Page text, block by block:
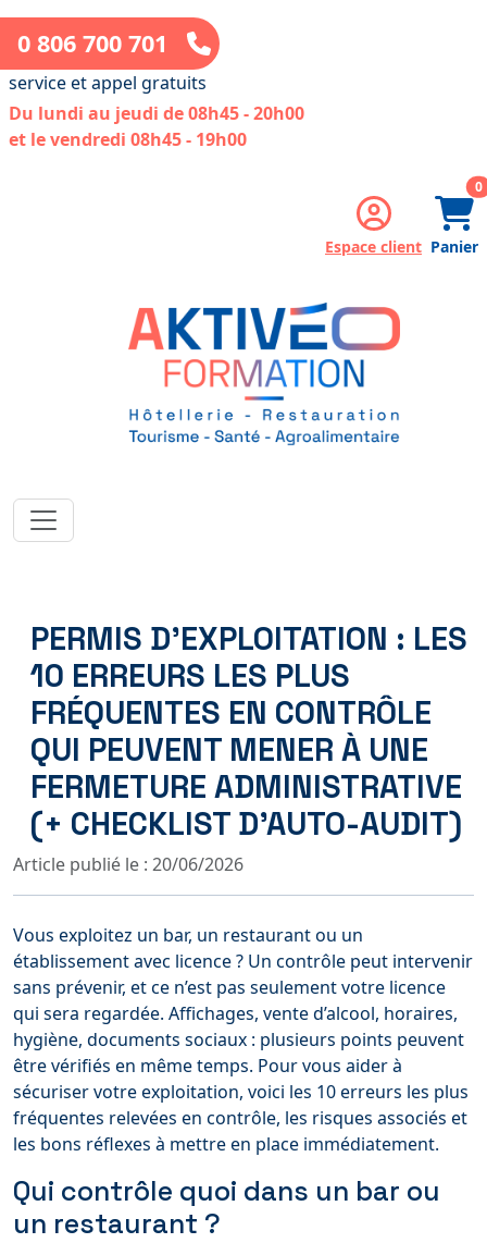
0 806 700 701
service et appel gratuits
Du lundi au jeudi de 08h45 - 20h00
et le vendredi 08h45 - 19h00
Espace client Panier
0
PERMIS D’EXPLOITATION : LES
10 ERREURS LES PLUS
FRÉQUENTES EN CONTRÔLE
QUI PEUVENT MENER À UNE
FERMETURE ADMINISTRATIVE
(+ CHECKLIST D’AUTO-AUDIT)
Article publié le : 20/06/2026
Vous exploitez un bar, un restaurant ou un
établissement avec licence ? Un contrôle peut intervenir
sans prévenir, et ce n’est pas seulement votre licence
qui sera regardée. Affichages, vente d’alcool, horaires,
hygiène, documents sociaux : plusieurs points peuvent
être vérifiés en même temps. Pour vous aider à
sécuriser votre exploitation, voici les 10 erreurs les plus
fréquentes relevées en contrôle, les risques associés et
les bons réflexes à mettre en place immédiatement.
Qui contrôle quoi dans un bar ou
un restaurant ?